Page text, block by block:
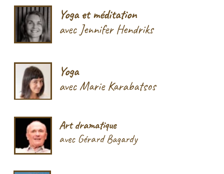
aussi des activités associés comme le yoga, le
Pilates… Stages et formations ponctuels et cours
et ateliers réguliers, dans une ambiance
sympathique et chaleureuse. Recherche en
entrainement, séminaires,...
Pour la participation aux frais d’entretien du
lieu et la possibilité d’utiliser les outils de
communication et de réservation, le tarif pour les
réservations ponctuelles le week-end, le tarif est de
25€/h et 150€ la journée complète. Pour les
concerts et représentations en journée ou soirée,
la recette est partagée avec un minimum garanti